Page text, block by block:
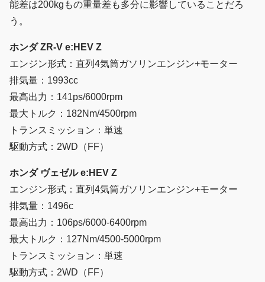
能差は200kgもの重量差も多分に影響していることだろ
う。
ホンダ ZR-V e:HEV Z
エンジン形式：直列4気筒ガソリンエンジン+モーター
排気量：1993cc
最高出力：141ps/6000rpm
最大トルク：182Nm/4500rpm
トランスミッション：単速
駆動方式：2WD（FF）
ホンダ ヴェゼル e:HEV Z
エンジン形式：直列4気筒ガソリンエンジン+モーター
排気量：1496c
最高出力：106ps/6000-6400rpm
最大トルク：127Nm/4500-5000rpm
トランスミッション：単速
駆動方式：2WD（FF）